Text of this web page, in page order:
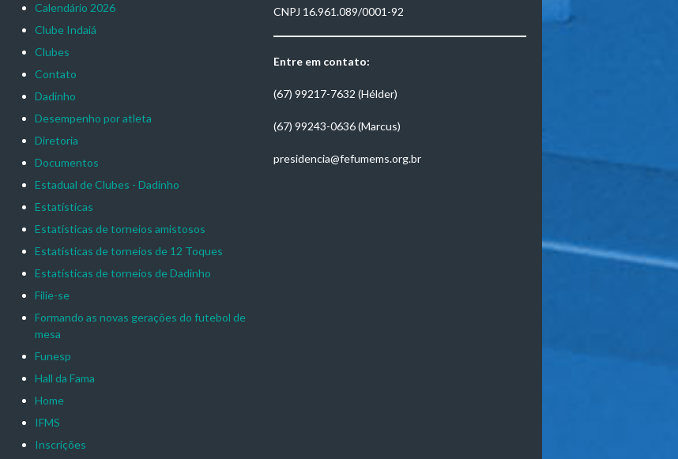
Calendário 2026
Clube Indaiá
Clubes
Contato
Dadinho
Desempenho por atleta
Diretoria
Documentos
Estadual de Clubes - Dadinho
Estatísticas
Estatísticas de torneios amistosos
Estatísticas de torneios de 12 Toques
Estatísticas de torneios de Dadinho
Filie-se
Formando as novas gerações do futebol de
mesa
Funesp
Hall da Fama
Home
IFMS
Inscrições
CNPJ 16.961.089/0001-92
Entre em contato:
(67) 99217-7632 (Hélder)
(67) 99243-0636 (Marcus)
presidencia@fefumems.org.br